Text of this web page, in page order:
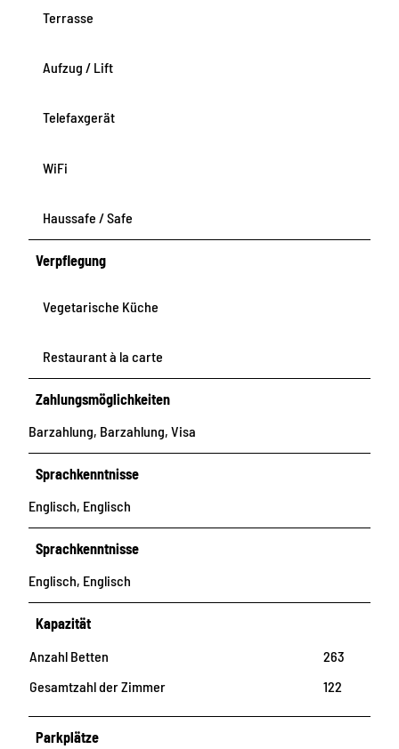
Terrasse
Aufzug / Lift
Telefaxgerät
WiFi
Haussafe / Safe
Verpflegung
Vegetarische Küche
Restaurant à la carte
Zahlungsmöglichkeiten
Barzahlung, Barzahlung, Visa
Sprachkenntnisse
Englisch, Englisch
Sprachkenntnisse
Englisch, Englisch
Kapazität
Anzahl Betten
263
Gesamtzahl der Zimmer
122
Parkplätze